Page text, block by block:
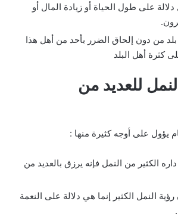
على طول الحياة أو زيادة المال أو
من دون إلحاق الضرر بأحد من أهل هذا
كثرة أهل البلد
للعديد من
يؤول على أوجه كثيرة منها :
الكثير من النمل فإنه يرزق بالعديد من
النمل الكثير إنما هي دلالة على النعمة